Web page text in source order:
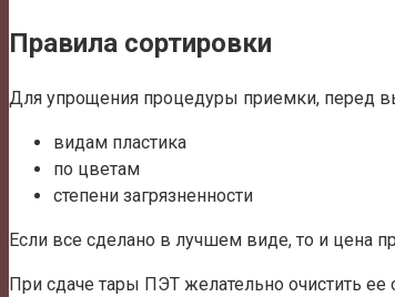
Правила сортировки
Для упрощения процедуры приемки, перед
видам пластика
по цветам
степени загрязненности
Если все сделано в лучшем виде, то и цена
При сдаче тары ПЭТ желательно очистить